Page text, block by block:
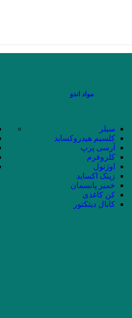
مواد اندو
سیلر
کلسیم هیدروکساید
آرسی پرپ
کلروفرم
اوژنول
زینک اکساید
خمیر پانسمان
کن کاغذی
کانال دیتکتور